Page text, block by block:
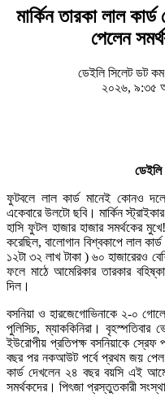
মার্কিন তারকা লাল
পেলেন
ডেইলি সিলেট ডট
২০২৬, ৯:৩৫
ফুটবলে লাল কার্ড মানেই কোনও
একেবারে উলটো ছবি। মার্কিন
হাসি ফুটল হাজার হাজার সমর্থকের
করেছিল, বালোগান বিশ্বকাপে লাল
১২টা ৩২ লাখ টাকা ) ৬০ হাজারেরও
ফলে মাঠে আমেরিকার তারকার
দিল।
বসনিয়া ও হারজেগোভিনাকে ২-০ গোলে
পুলিসিচ, ম্যাককিনিরা।
ইউরোপীয় প্রতিপক্ষ বসনিয়াকে
বছর পর নকআউট পর্বে প্রথম জয়
কার্ড দেখলেন ২৪ বছর বয়সি এই
সমর্থকদের। পিৎজা প্রস্তুতকারী